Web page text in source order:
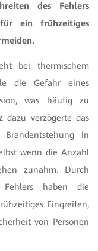
des Fehlers
ein frühzeitiges
bei thermischem
die Gefahr eines
was häufig zu
dazu verzögerte das
in
wenn die Anzahl
zunahm. Durch
Fehlers haben die
Eingreifen,
von Personen